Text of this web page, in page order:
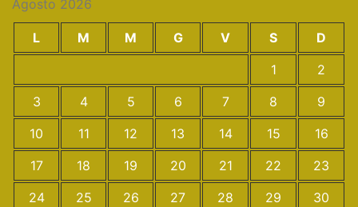
Agosto 2026
L M M G V S
D
1
2
3
4 5 6 7 8
9
10
11 12 13 14 15
16
17
18 19 20 21 22
23
24
25 26 27 28 29
30